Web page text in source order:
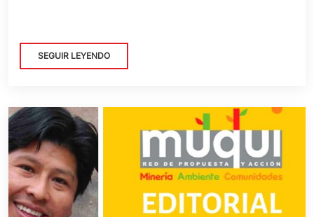
SEGUIR LEYENDO